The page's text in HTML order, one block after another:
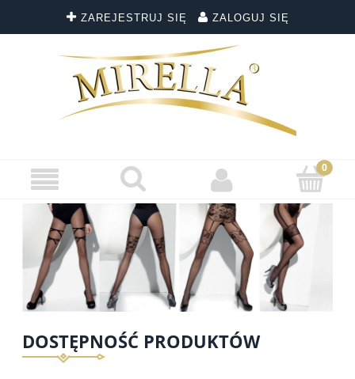
ZAREJESTRUJ SIĘ ZALOGUJ SIĘ
DOSTĘPNOŚĆ PRODUKTÓW